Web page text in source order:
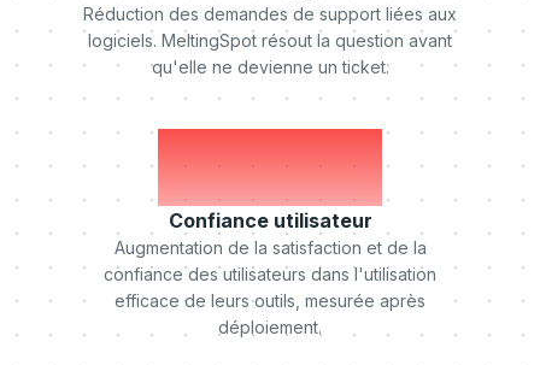
Réduction des demandes de support liées aux
logiciels. MeltingSpot résout la question avant
qu'elle ne devienne un ticket.
+75%
Confiance utilisateur
Augmentation de la satisfaction et de la
confiance des utilisateurs dans l'utilisation
efficace de leurs outils, mesurée après
déploiement.